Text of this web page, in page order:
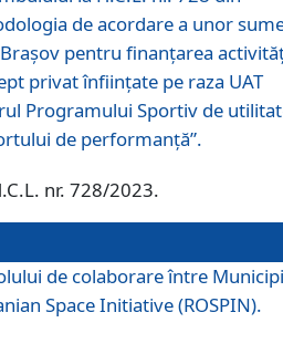
de acordare a unor
pentru finanțarea
privat înființate pe raza UAT
Programului Sportiv de
de performanță”.
nr. 728/2023.
de colaborare între
Space Initiative (ROSPIN).